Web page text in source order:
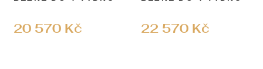
20 570 Kč 22 570 Kč